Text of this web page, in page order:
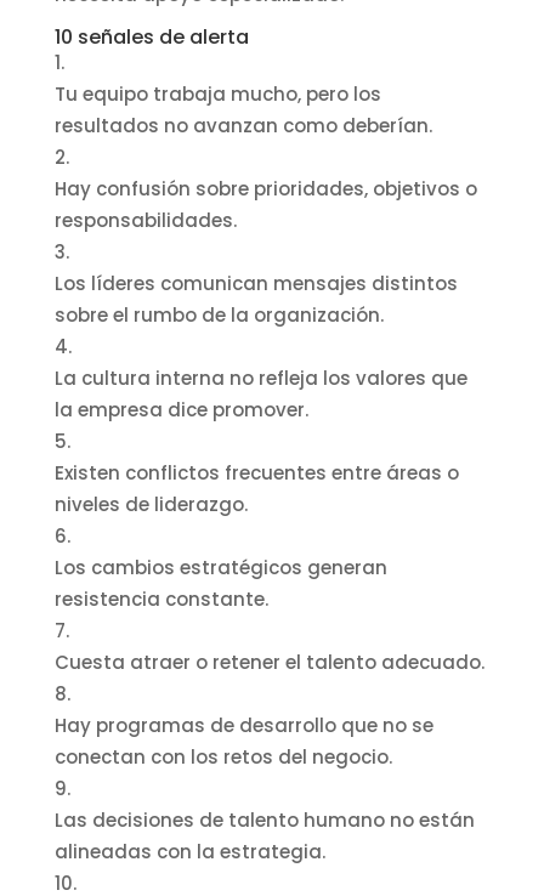
10 señales de alerta
Tu equipo trabaja mucho, pero los
resultados no avanzan como deberían.
Hay confusión sobre prioridades, objetivos o
responsabilidades.
Los líderes comunican mensajes distintos
sobre el rumbo de la organización.
La cultura interna no refleja los valores que
la empresa dice promover.
Existen conflictos frecuentes entre áreas o
niveles de liderazgo.
Los cambios estratégicos generan
resistencia constante.
Cuesta atraer o retener el talento adecuado.
Hay programas de desarrollo que no se
conectan con los retos del negocio.
Las decisiones de talento humano no están
alineadas con la estrategia.